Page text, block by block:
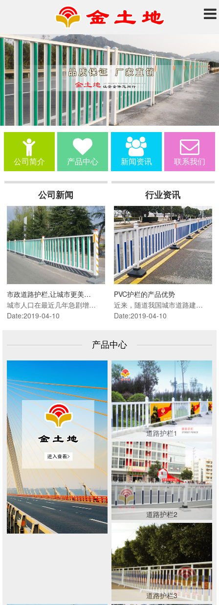
公司简介 产品中心 新闻资讯 联系我们
公司新闻
市政道路护栏,让城市更美…
城市人口在最近几年急剧增…
Date:2019-04-10
行业资讯
PVC护栏的产品优势
近来，随道我国城市道路建…
Date:2019-04-10
产品中心
道路护栏1
道路护栏2
道路护栏3